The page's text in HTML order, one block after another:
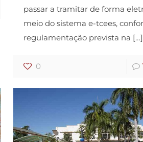
passar a tramitar de forma
meio do sistema e-tcees,
regulamentação prevista na […]
0